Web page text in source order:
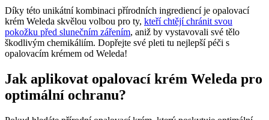
Díky této unikátní kombinaci přírodních ingrediencí je opalovací
krém Weleda skvělou volbou pro ty, kteří chtějí chránit svou
pokožku před slunečním zářením, aniž by vystavovali své tělo
škodlivým chemikáliím. Dopřejte své pleti tu nejlepší péči s
opalovacím krémem od Weleda!
Jak aplikovat opalovací krém Weleda pro
optimální ochranu?